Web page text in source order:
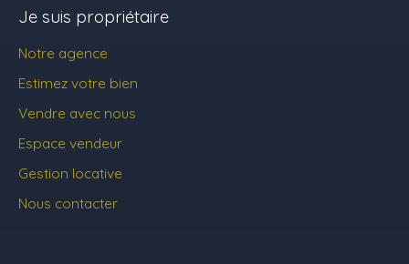
Je suis propriétaire
Notre agence
Estimez votre bien
Vendre avec nous
Espace vendeur
Gestion locative
Nous contacter